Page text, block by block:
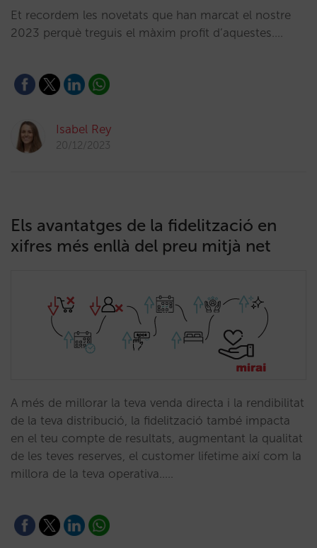
Et recordem les novetats que han marcat el nostre
2023 perquè treguis el màxim profit d’aquestes.…
Isabel Rey
20/12/2023
Els avantatges de la fidelització en
xifres més enllà del preu mitjà net
A més de millorar la teva venda directa i la rendibilitat
de la teva distribució, la fidelització també impacta
en el teu compte de resultats, augmentant la qualitat
de les teves reserves, el customer lifetime així com la
millora de la teva operativa..…